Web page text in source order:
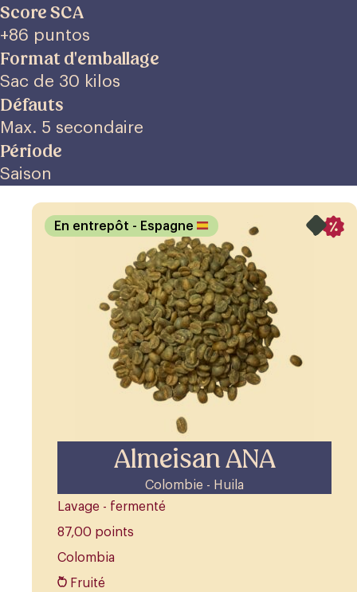
Score SCA
+86 puntos
Format d'emballage
Sac de 30 kilos
Défauts
Max. 5 secondaire
Période
Saison
Almeisan ANA
Colombie - Huila
En entrepôt - Espagne
Lavage - fermenté
87,00 points
Colombia
Fruité